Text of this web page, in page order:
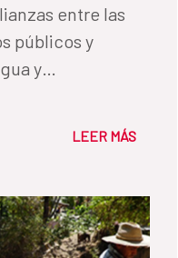
entre las
públicos y
y
LEER MÁS